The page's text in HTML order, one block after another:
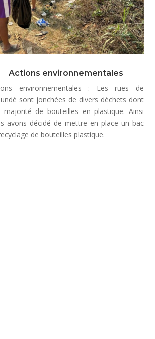
Actions environnementales
environnementales : Les rues de
sont jonchées de divers déchets dont
majorité de bouteilles en plastique. Ainsi
avons décidé de mettre en place un bac
de bouteilles plastique.